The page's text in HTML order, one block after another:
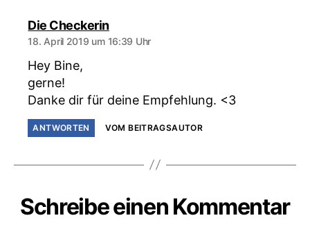
Die Checkerinsagt:
18. April 2019 um 16:39 Uhr
Hey Bine,
gerne!
Danke dir für deine Empfehlung. <3
ANTWORTEN VOM BEITRAGSAUTOR
Schreibe einen Kommentar